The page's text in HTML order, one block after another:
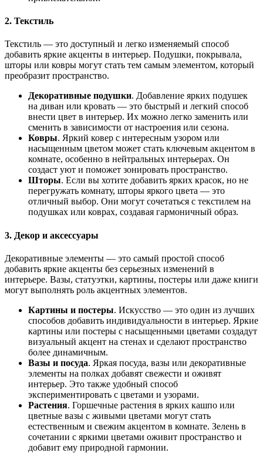
2. Текстиль
Текстиль — это доступный и легко изменяемый способ
добавить яркие акценты в интерьер. Подушки, покрывала,
шторы или ковры могут стать тем самым элементом, который
преобразит пространство.
Декоративные подушки. Добавление ярких подушек
на диван или кровать — это быстрый и легкий способ
внести цвет в интерьер. Их можно легко заменить или
сменить в зависимости от настроения или сезона.
Ковры. Яркий ковер с интересным узором или
насыщенным цветом может стать ключевым акцентом в
комнате, особенно в нейтральных интерьерах. Он
создаст уют и поможет зонировать пространство.
Шторы. Если вы хотите добавить ярких красок, но не
перегружать комнату, шторы яркого цвета — это
отличный выбор. Они могут сочетаться с текстилем на
подушках или коврах, создавая гармоничный образ.
3. Декор и аксессуары
Декоративные элементы — это самый простой способ
добавить яркие акценты без серьезных изменений в
интерьере. Вазы, статуэтки, картины, постеры или даже книги
могут выполнять роль акцентных элементов.
Картины и постеры. Искусство — это один из лучших
способов добавить индивидуальности в интерьер. Яркие
картины или постеры с насыщенными цветами создадут
визуальный акцент на стенах и сделают пространство
более динамичным.
Вазы и посуда. Яркая посуда, вазы или декоративные
элементы на полках добавят свежести и оживят
интерьер. Это также удобный способ
экспериментировать с цветами и узорами.
Растения. Горшечные растения в ярких кашпо или
цветные вазы с живыми цветами могут стать
естественным и свежим акцентом в комнате. Зелень в
сочетании с яркими цветами оживит пространство и
добавит ему природной гармонии.